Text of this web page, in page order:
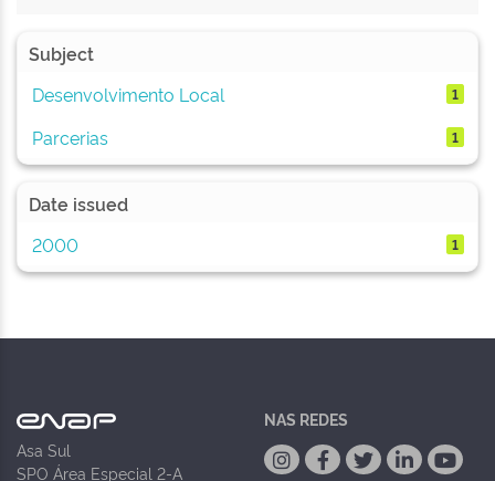
Subject
Desenvolvimento Local
1
Parcerias 1
Date issued
2000
1
Asa Sul
SPO Área Especial 2-A
NAS REDES